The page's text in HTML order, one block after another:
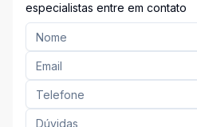
especialistas entre em contato